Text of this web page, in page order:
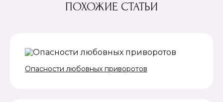
ПОХОЖИЕ СТАТЬИ
Опасности любовных приворотов